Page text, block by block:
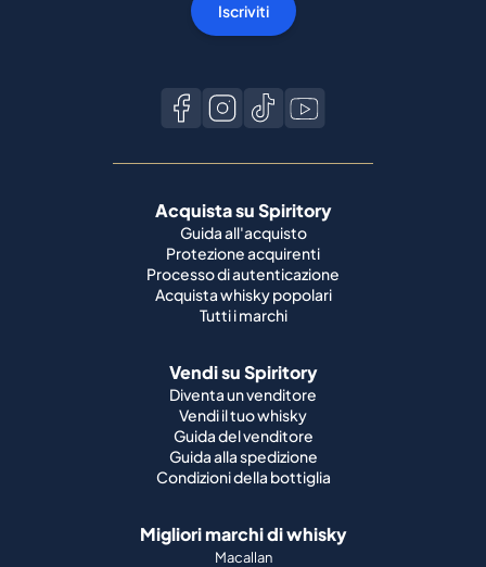
Iscriviti
Acquista su Spiritory
Guida all'acquisto
Protezione acquirenti
Processo di autenticazione
Acquista whisky popolari
Tutti i marchi
Vendi su Spiritory
Diventa un venditore
Vendi il tuo whisky
Guida del venditore
Guida alla spedizione
Condizioni della bottiglia
Migliori marchi di whisky
Macallan